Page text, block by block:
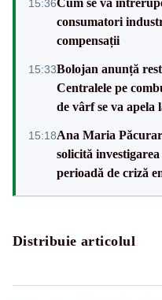
15:36
consumatori
compensații
15:33Bolojan anunță
Centralele pe
de vârf se va
15:18Ana Maria
solicită
perioadă de criză
Distribuie articolul